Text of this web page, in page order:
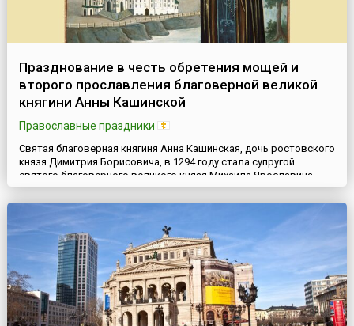
Празднование в честь обретения мощей и
второго прославления благоверной великой
княгини Анны Кашинской
Православные праздники
Святая благоверная княгиня Анна Кашинская, дочь ростовского
князя Димитрия Борисовича, в 1294 году стала супругой
святого благоверного великого князя Михаила Ярославича
Тверского. После страдальческой кончины мужа Анна
удалилась в Тверской Софийский монастырь и приняла постриг
с именем Евфросиния. По просьбе своего сына кашинского
князя Василия Михайловича она перешла на жительство в
Кашинский...